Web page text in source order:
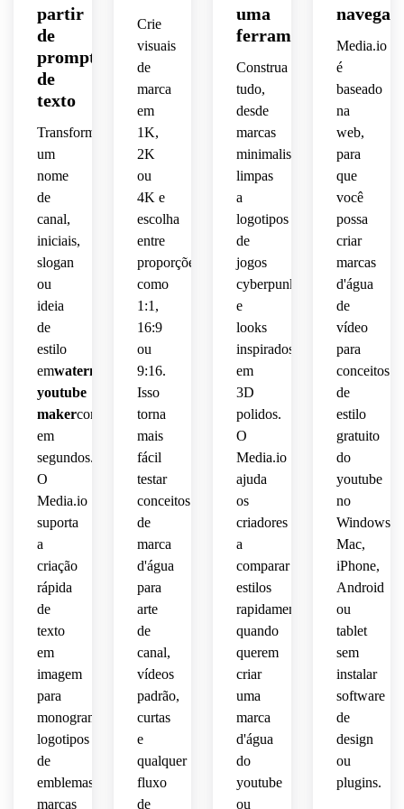
branding
profissional
do
legibilidade.
YouTube
e
tutorial.
branding
de
vídeo
recorrentes.
humor
artesanal
amigável,
fundo
transparente,
composição
circular
equilibrada,
legível
em
pequena
para
vídeos
de
cozinha
e
marca
canal
de
alimentos.
arejado,
estético,
feminina
otimizada
introduções
sobreposições
cantos
identidade
criador.
transparente,
editorial
refinadas,
maquiagem,
sobreposições
vetorial
equilibrado,
de
de
startup,
contraste
de
explicadores
e
branding
vídeo
composição
mínima,
otimizado
colocação
de
pequenos
cantos
em
YouTube
enquanto
permanece
telas
móveis.
partir
de
prompts
de
texto
Transforme
um
nome
de
canal,
iniciais,
slogan
ou
ideia
de
estilo
emwatermark
youtube
makerconceitos
em
segundos.
O
Media.io
suporta
a
criação
rápida
de
texto
em
imagem
para
monogramas,
logotipos
de
emblemas,
marcas
Crie
visuais
de
marca
em
1K,
2K
ou
4K e
escolha
entre
proporções
como
1:1,
16:9
ou
9:16.
Isso
torna
mais
fácil
testar
conceitos
de
marca
d'água
para
arte
de
canal,
vídeos
padrão,
curtas
e
qualquer
fluxo
de
uma
ferramenta
Construa
tudo,
desde
marcas
minimalistas
limpas
a
logotipos
de
jogos
cyberpunk
e
looks
inspirados
em
3D
polidos.
O
Media.io
ajuda
os
criadores
a
comparar
estilos
rapidamente
quando
querem
criar
uma
marca
d'água
do
youtube
ou
Media.io
é
baseado
na
web,
para
que
você
possa
criar
marcas
d'água
de
vídeo
para
conceitos
de
estilo
gratuito
do
youtube
no
Windows,
Mac,
iPhone,
Android
ou
tablet
sem
instalar
software
de
design
ou
plugins.